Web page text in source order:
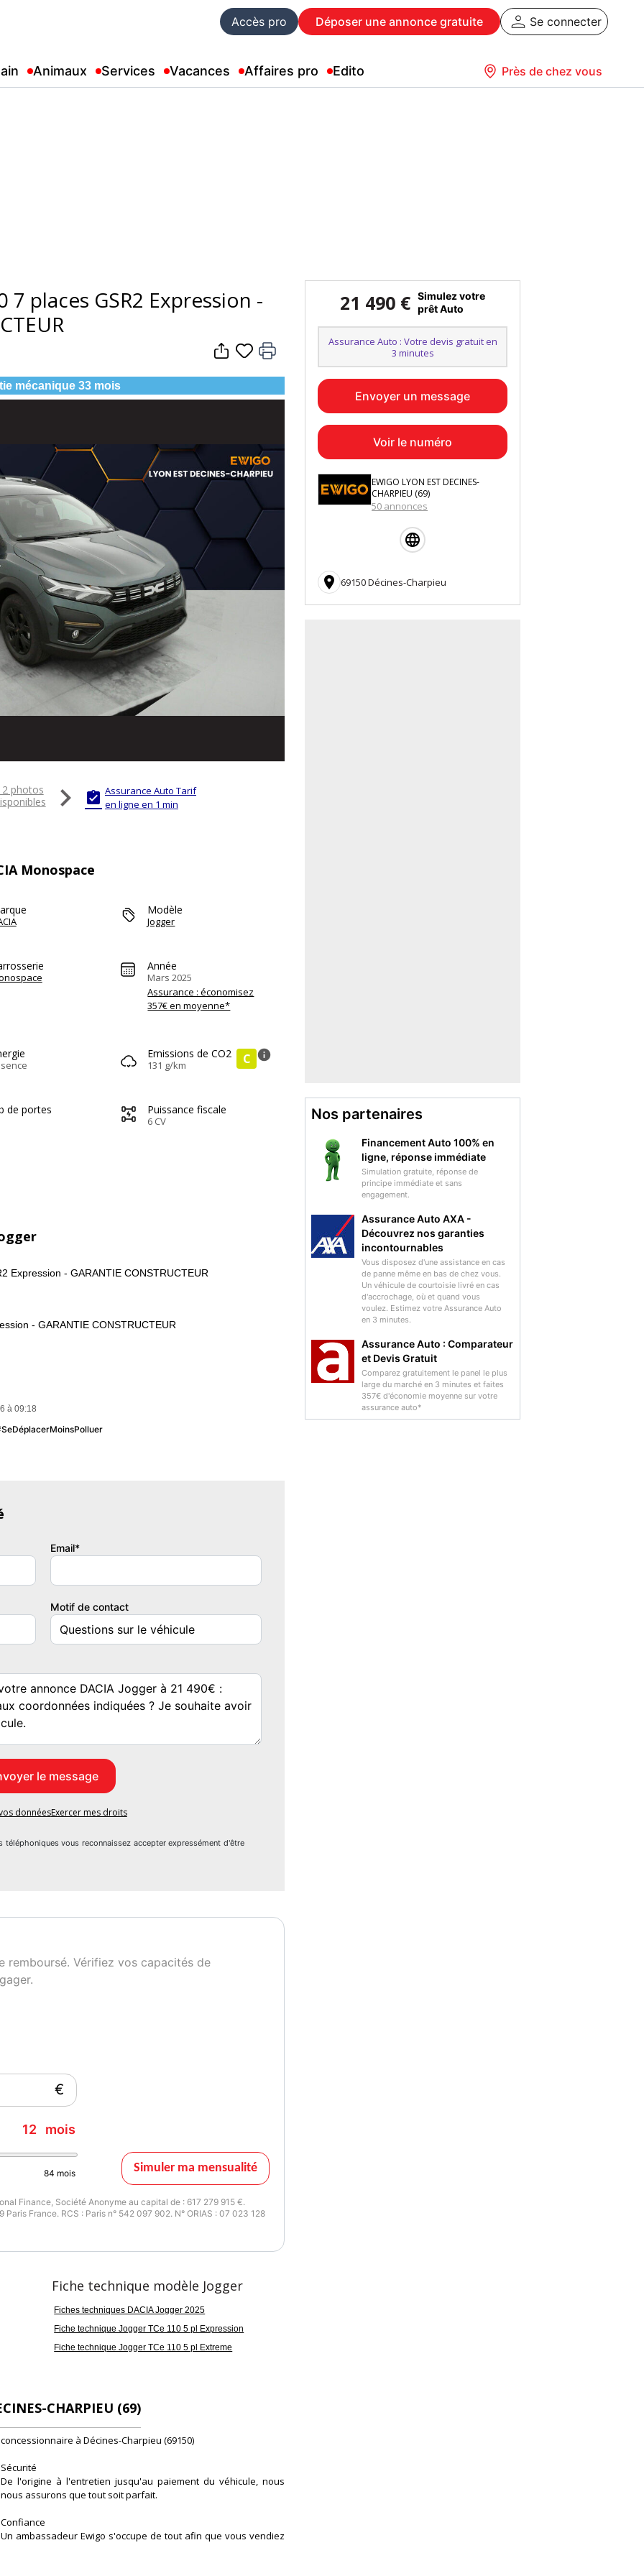
Accès pro Déposer une annonce gratuite Se connecter
Animaux Services Vacances Affaires pro Edito Près de chez vous
7 places GSR2 Expression -
mécanique 33 mois
photos
  Assurance Auto Tarif
en ligne en 1 min
Monospace
Modèle
Jogger
Année
Mars 2025
Assurance : économisez
357€ en moyenne*
Emissions de CO2
131 g/km C info
de portes Puissance fiscale
6 CV
Expression - GARANTIE CONSTRUCTEUR
- GARANTIE CONSTRUCTEUR
à 09:18
Email*
Motif de contact
donnéesExercer mes droits
vous reconnaissez accepter expressément d'être
remboursé. Vérifiez vos capacités de
€
12 mois
84 mois Simuler ma mensualité
Finance, Société Anonyme au capital de : 617 279 915 €.
France. RCS : Paris n° 542 097 902. N° ORIAS : 07 023 128
Fiche technique modèle Jogger
Fiches techniques DACIA Jogger 2025
Fiche technique Jogger TCe 110 5 pl Expression
Fiche technique Jogger TCe 110 5 pl Extreme
CHARPIEU (69)
concessionnaire à Décines-Charpieu (69150)
Sécurité
De l'origine à l'entretien jusqu'au paiement du véhicule, nous
nous assurons que tout soit parfait.
Confiance
Un ambassadeur Ewigo s'occupe de tout afin que vous vendiez
21 490 € Simulez votre
prêt Auto
Assurance Auto : Votre devis gratuit en
3 minutes
Envoyer un message
Voir le numéro
EWIGO LYON EST DECINES-
CHARPIEU (69)
50 annonces
 69150 Décines-Charpieu
Nos partenaires
Financement Auto 100% en
ligne, réponse immédiate
Simulation gratuite, réponse de
principe immédiate et sans
engagement.
Assurance Auto AXA -
Découvrez nos garanties
incontournables
Vous disposez d'une assistance en cas
de panne même en bas de chez vous.
Un véhicule de courtoisie livré en cas
d'accrochage, où et quand vous
voulez. Estimez votre Assurance Auto
en 3 minutes.
Assurance Auto : Comparateur
et Devis Gratuit
Comparez gratuitement le panel le plus
large du marché en 3 minutes et faites
357€ d'économie moyenne sur votre
assurance auto*